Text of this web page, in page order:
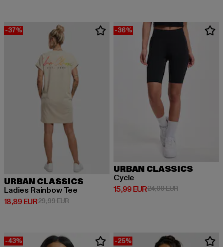
-37%
URBAN CLASSICS
Ladies Rainbow Tee
18,89 EUR
Derzeitiger Preis: 18,89 EUR
29,99 EURAktionspreis: 29,99 EUR
-36%
URBAN CLASSICS
Cycle
15,99 EUR
Derzeitiger Preis: 15,99 EUR
24,99 EURAktionspreis:
-43% -25%